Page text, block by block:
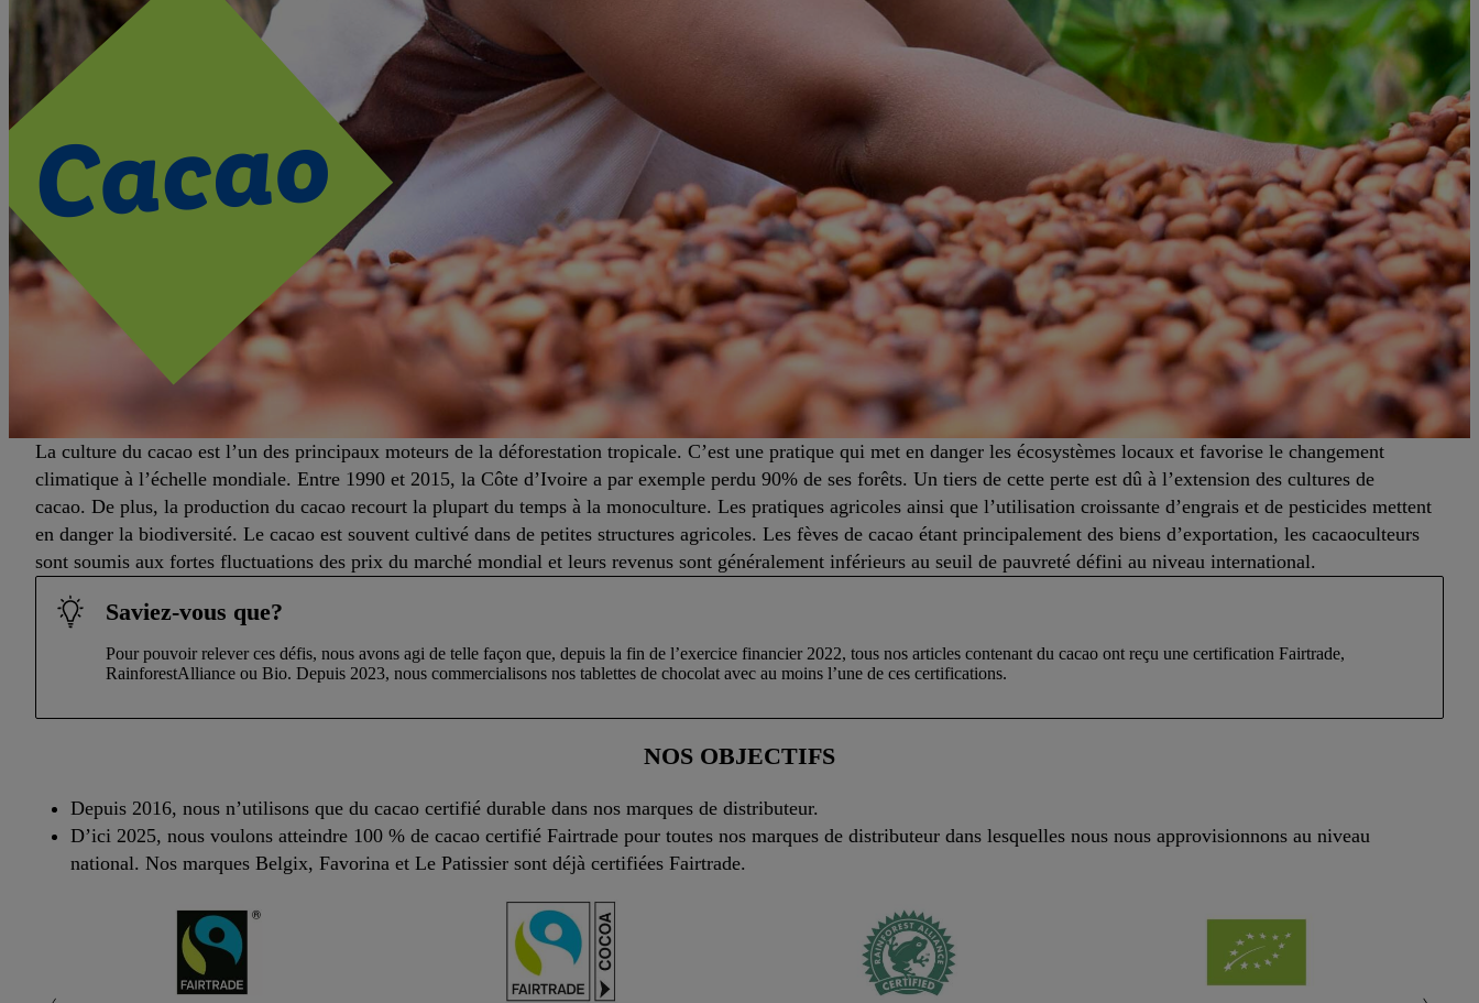
La culture du cacao est l’un des principaux moteurs de la déforestation tropicale. C’est une pratique qui met en danger les écosystèmes locaux et favorise le changement
climatique à l’échelle mondiale. Entre 1990 et 2015, la Côte d’Ivoire a par exemple perdu 90% de ses forêts. Un tiers de cette perte est dû à l’extension des cultures de
cacao. De plus, la production du cacao recourt la plupart du temps à la monoculture. Les pratiques agricoles ainsi que l’utilisation croissante d’engrais et de pesticides mettent
en danger la biodiversité. Le cacao est souvent cultivé dans de petites structures agricoles. Les fèves de cacao étant principalement des biens d’exportation, les cacaoculteurs
sont soumis aux fortes fluctuations des prix du marché mondial et leurs revenus sont généralement inférieurs au seuil de pauvreté défini au niveau international.
Saviez-vous que?
Pour pouvoir relever ces défis, nous avons agi de telle façon que, depuis la fin de l’exercice financier 2022, tous nos articles contenant du cacao ont reçu une certification Fairtrade,
RainforestAlliance ou Bio. Depuis 2023, nous commercialisons nos tablettes de chocolat avec au moins l’une de ces certifications.
NOS OBJECTIFS
Depuis 2016, nous n’utilisons que du cacao certifié durable dans nos marques de distributeur.
D’ici 2025, nous voulons atteindre 100 % de cacao certifié Fairtrade pour toutes nos marques de distributeur dans lesquelles nous nous approvisionnons au niveau
national. Nos marques Belgix, Favorina et Le Patissier sont déjà certifiées Fairtrade.